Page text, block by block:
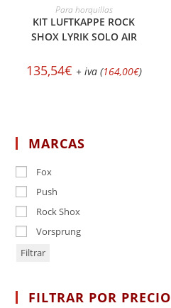
AÑADIR AL CARRITO
Para horquillas
KIT LUFTKAPPE ROCK
SHOX LYRIK SOLO AIR
135,54€ + iva (164,00€)
MARCAS
Fox
Push
Rock Shox
Vorsprung
Filtrar
FILTRAR POR PRECIO